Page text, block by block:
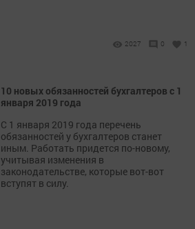
2027 0 1
10 новых обязанностей бухгалтеров с 1
января 2019 года
С 1 января 2019 года перечень
обязанностей у бухгалтеров станет
иным. Работать придется по-новому,
учитывая изменения в
законодательстве, которые вот-вот
вступят в силу.